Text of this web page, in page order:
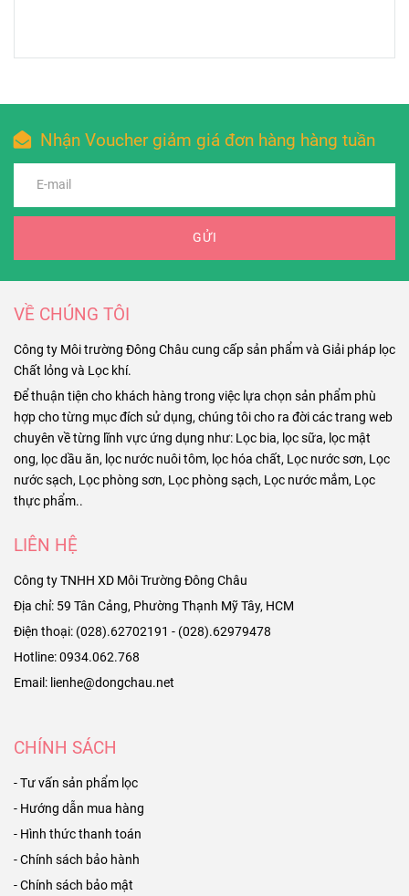
Nhận Voucher giảm giá đơn hàng hàng tuần
GỬI
VỀ CHÚNG TÔI
Công ty Môi trường Đông Châu cung cấp sản phẩm và Giải pháp lọc
Chất lỏng và Lọc khí.
Để thuận tiện cho khách hàng trong việc lựa chọn sản phẩm phù
hợp cho từng mục đích sử dụng, chúng tôi cho ra đời các trang web
chuyên về từng lĩnh vực ứng dụng như: Lọc bia, lọc sữa, lọc mật
ong, lọc dầu ăn, lọc nước nuôi tôm, lọc hóa chất, Lọc nước sơn, Lọc
nước sạch, Lọc phòng sơn, Lọc phòng sạch, Lọc nước mắm, Lọc
thực phẩm..
LIÊN HỆ
Công ty TNHH XD Môi Trường Đông Châu
Địa chỉ: 59 Tân Cảng, Phường Thạnh Mỹ Tây, HCM
Điện thoại: (028).62702191 - (028).62979478
Hotline: 0934.062.768
Email: lienhe@dongchau.net
CHÍNH SÁCH
- Tư vấn sản phẩm lọc
- Hướng dẫn mua hàng
- Hình thức thanh toán
- Chính sách bảo hành
- Chính sách bảo mật